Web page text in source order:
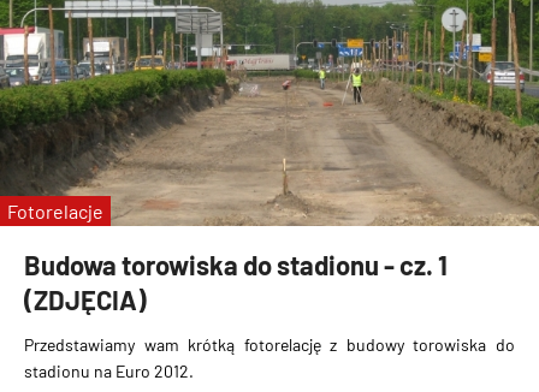
Budowa torowiska do stadionu - cz. 1
(ZDJĘCIA)
Przedstawiamy wam krótką fotorelację z budowy torowiska do
stadionu na Euro 2012.
Fotorelacje